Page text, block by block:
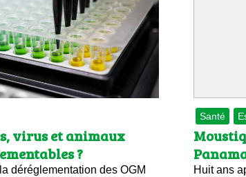
Les brevets sur
Quels sont les
virus et animaux
?
déréglementation des OGM
Santé
Huit ans